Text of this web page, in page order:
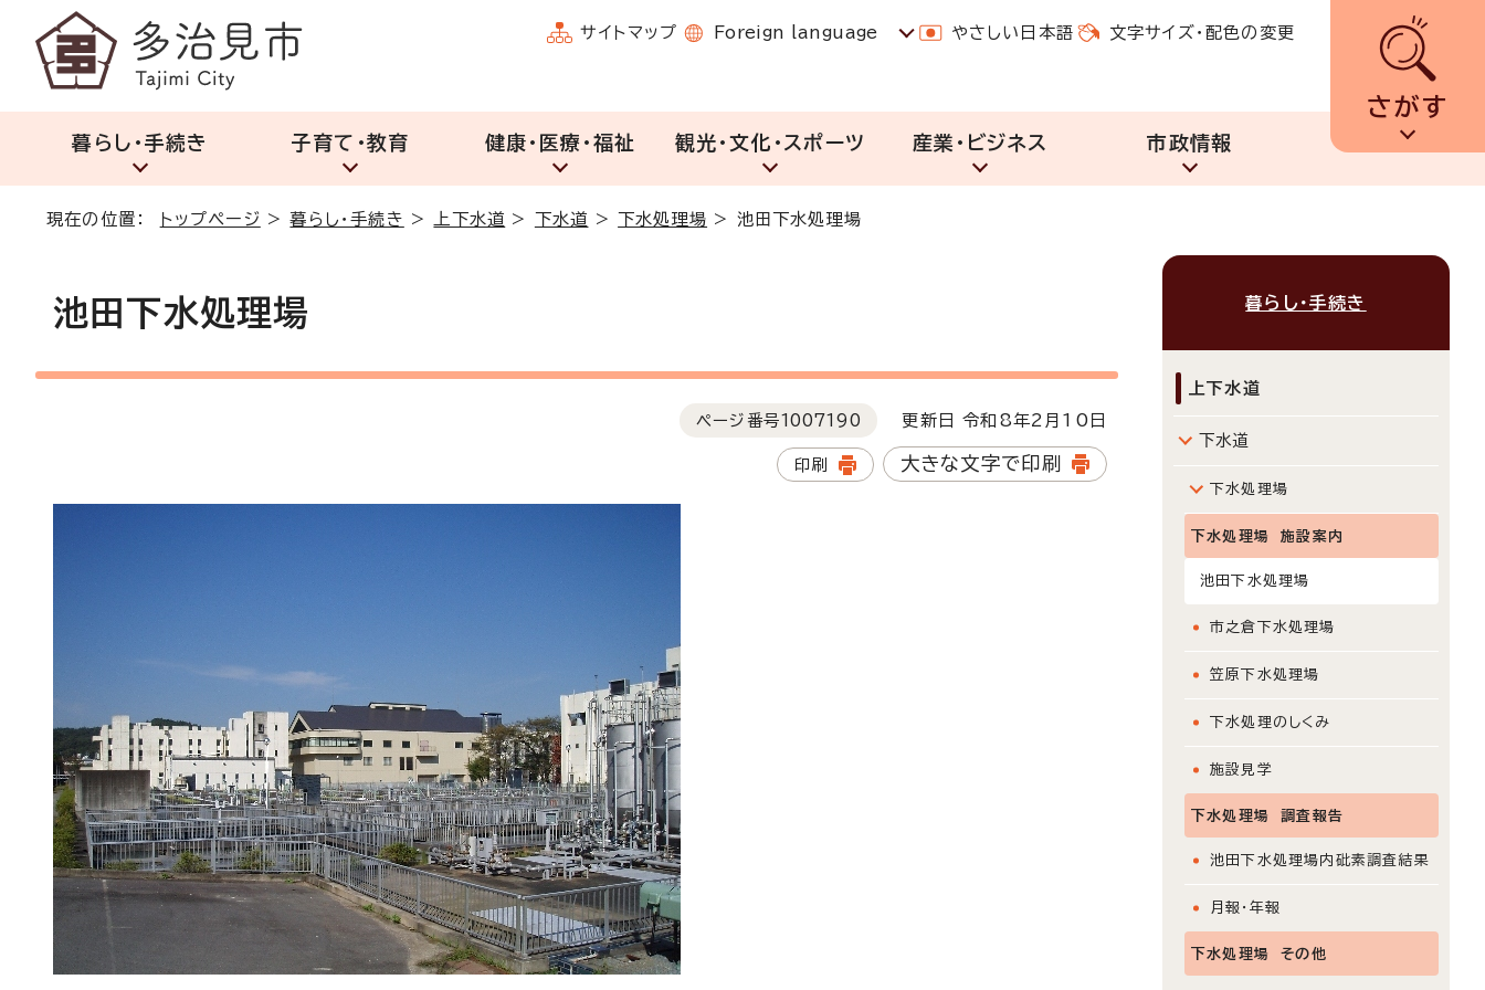
サイトマップ Foreign language やさしい日本語 文字サイズ・配色の変更
さがす
暮らし・手続き 子育て・教育 健康・医療・福祉 観光・文化・スポーツ 産業・ビジネス 市政情報
現在の位置： トップページ >暮らし・手続き > 上下水道 > 下水道 > 下水処理場 > 池田下水処理場
池田下水処理場
ページ番号1007190 更新日 令和8年2月10日
印刷 大きな文字で印刷
暮らし・手続き
上下水道
下水道
下水処理場
下水処理場 施設案内
池田下水処理場
市之倉下水処理場
笠原下水処理場
下水処理のしくみ
施設見学
下水処理場 調査報告
池田下水処理場内砒素調査結果
月報・年報
下水処理場 その他